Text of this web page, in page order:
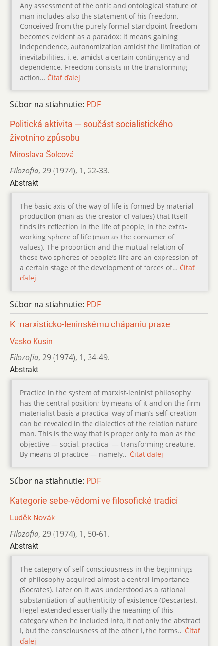
Any assessment of the ontic and ontological stature of
man includes also the statement of his freedom.
Conceived from the purely formal standpoint freedom
becomes evident as a paradox: it means gaining
independence, autonomization amidst the limitation of
inevitabilities, i. e. amidst a certain contingency and
dependence. Freedom consists in the transforming
action… Čítať ďalej
Súbor na stiahnutie: PDF
Politická aktivita — součást socialistického
životního způsobu
Miroslava Šolcová
Filozofia, 29 (1974), 1, 22-33.
Abstrakt
The basic axis of the way of life is formed by material
production (man as the creator of values) that itself
finds its reflection in the life of people, in the extra-
working sphere of life (man as the consumer of
values). The proportion and the mutual relation of
these two spheres of people’s life are an expression of
a certain stage of the development of forces of… Čítať
ďalej
Súbor na stiahnutie: PDF
K marxisticko-leninskému chápaniu praxe
Vasko Kusin
Filozofia, 29 (1974), 1, 34-49.
Abstrakt
Practice in the system of marxist-leninist philosophy
has the central position; by means of it and on the firm
materialist basis a practical way of man’s self-creation
can be revealed in the dialectics of the relation nature
man. This is the way that is proper only to man as the
objective — social, practical — transforming creature.
By means of practice — namely… Čítať ďalej
Súbor na stiahnutie: PDF
Kategorie sebe-vědomí ve filosofické tradici
Luděk Novák
Filozofia, 29 (1974), 1, 50-61.
Abstrakt
The category of self-consciousness in the beginnings
of philosophy acquired almost a central importance
(Socrates). Later on it was understood as a rational
substantiation of authenticity of existence (Descartes).
Hegel extended essentially the meaning of this
category when he included into, it not only the abstract
I, but the consciousness of the other I, the forms… Čítať
ďalej